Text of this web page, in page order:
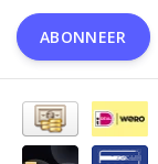
ABONNEER